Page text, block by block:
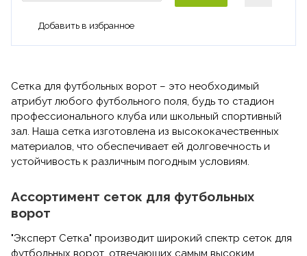
Сетка для футбольных ворот – это необходимый
атрибут любого футбольного поля, будь то стадион
профессионального клуба или школьный спортивный
зал. Наша сетка изготовлена из высококачественных
материалов, что обеспечивает ей долговечность и
устойчивость к различным погодным условиям.
Ассортимент сеток для футбольных
ворот
"Эксперт Сетка" производит широкий спектр сеток для
футбольных ворот, отвечающих самым высоким